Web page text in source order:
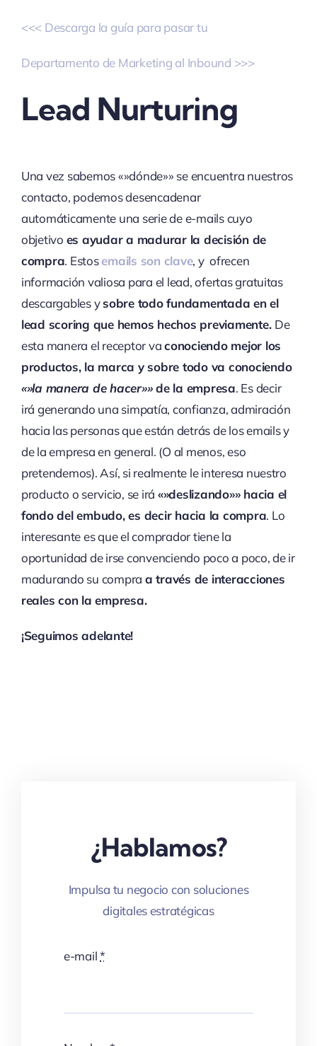
<<< Descarga la guía para pasar tu
Departamento de Marketing al Inbound >>>
Lead Nurturing
Una vez sabemos «»dónde»» se encuentra nuestros
contacto, podemos desencadenar
automáticamente una serie de e-mails cuyo
objetivo es ayudar a madurar la decisión de
compra. Estosemails son clave, y ofrecen
información valiosa para el lead, ofertas gratuitas
descargables ysobre todo fundamentada en el
lead scoring que hemos hechos previamente. De
esta manera el receptor vaconociendo mejor los
productos, la marca y sobre todo va conociendo
«»la manera de hacer»»de la empresa. Es decir
irá generando una simpatía, confianza, admiración
hacia las personas que están detrás de los emails y
de la empresa en general. (O al menos, eso
pretendemos). Así, si realmente le interesa nuestro
producto o servicio, se irá «»deslizando»» hacia el
fondo del embudo, es decir hacia la compra. Lo
interesante es que el comprador tiene la
oportunidad de irse convenciendo poco a poco, de ir
madurando su compra a través de interacciones
reales con la empresa.
¡Seguimos adelante!
¿Hablamos?
Impulsa tu negocio con soluciones
digitales estratégicas
e-mail*